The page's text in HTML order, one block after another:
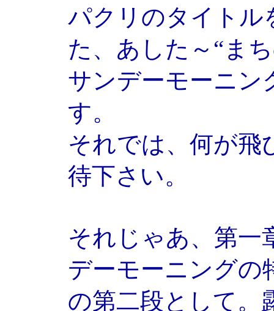
パクリのタイトル
た、あした～“ま
サンデーモーニン
す。
それでは、何が飛
待下さい。
それじゃあ、第一
デーモーニングの
の第二段として。